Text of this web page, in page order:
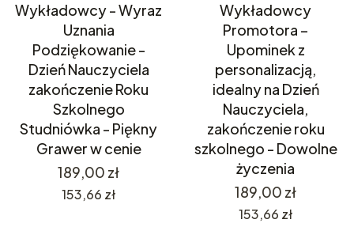
Wykładowcy - Wyraz
Uznania
Podziękowanie -
Dzień Nauczyciela
zakończenie Roku
Szkolnego
Studniówka - Piękny
Grawer w cenie
Cena
189,00 zł
Cena
153,66 zł
Wykładowcy
Promotora –
Upominek z
personalizacją,
idealny na Dzień
Nauczyciela,
zakończenie roku
szkolnego - Dowolne
życzenia
Cena
189,00 zł
Cena
153,66 zł